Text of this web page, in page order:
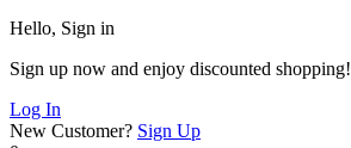
Hello, Sign in
Sign up now and enjoy discounted shopping!
Log In
New Customer? Sign Up